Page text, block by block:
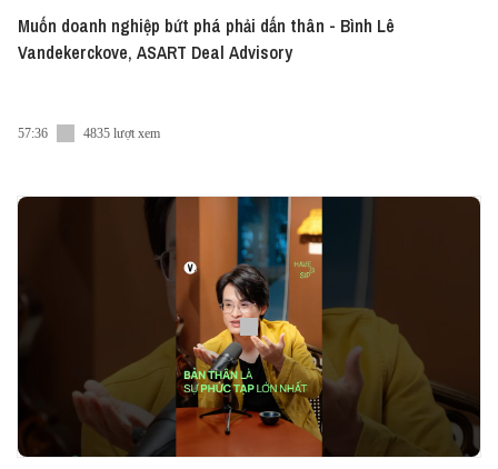
Muốn doanh nghiệp bứt phá phải dấn thân - Bình Lê
Vandekerckove, ASART Deal Advisory
57:36 4835 lượt xem